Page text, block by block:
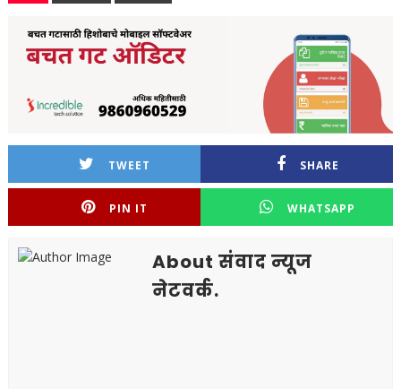
TWEET SHARE
PIN IT WHATSAPP
About संवाद न्यूज
नेटवर्क.